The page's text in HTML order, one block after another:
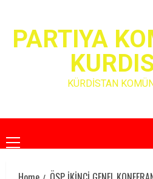
contentPARTIYA
KÜRDİSTAN
Primary
Menu